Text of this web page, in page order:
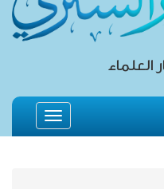
العلماء
Toggle
navigation